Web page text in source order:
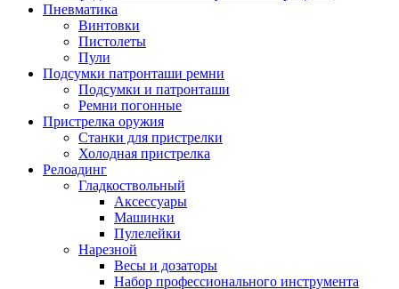
Пневматика
Винтовки
Пистолеты
Пули
Подсумки патронташи ремни
Подсумки и патронташи
Ремни погонные
Пристрелка оружия
Станки для пристрелки
Холодная пристрелка
Релоадинг
Гладкоствольный
Аксессуары
Машинки
Пулелейки
Нарезной
Весы и дозаторы
Набор профессионального инструмента